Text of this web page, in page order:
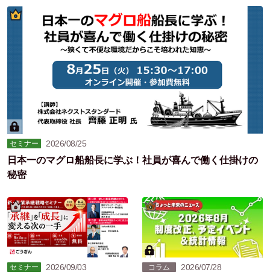
セミナー 2026/08/25
日本一のマグロ船船長に学ぶ！社員が喜んで働く仕掛けの
秘密
セミナー 2026/09/03 コラム 2026/07/28